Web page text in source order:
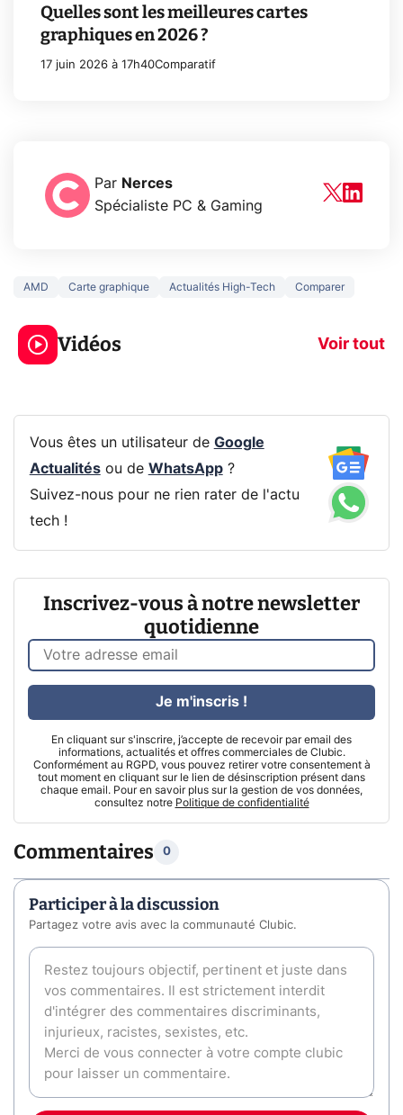
Quelles sont les meilleures cartes
graphiques en 2026 ?
17 juin 2026 à 17h40Comparatif
Par Nerces
Spécialiste PC & Gaming
AMD Carte graphique Actualités High-Tech Comparer
Vidéos Voir tout
5 générations de
jeux dans la
prochaine Xbox !
Ce que vous
navigation
Vous êtes un utilisateur de Google
Actualitésou de WhatsApp?
Suivez-nous pour ne rien rater de l'actu
tech !
Inscrivez-vous à notre newsletter
quotidienne
En cliquant sur s'inscrire, j’accepte de recevoir par email des
informations, actualités et offres commerciales de Clubic.
Conformément au RGPD, vous pouvez retirer votre consentement à
tout moment en cliquant sur le lien de désinscription présent dans
chaque email. Pour en savoir plus sur la gestion de vos données,
consultez notre Politique de confidentialité
Je m'inscris !
Commentaires 0
Participer à la discussion
Partagez votre avis avec la communauté Clubic.